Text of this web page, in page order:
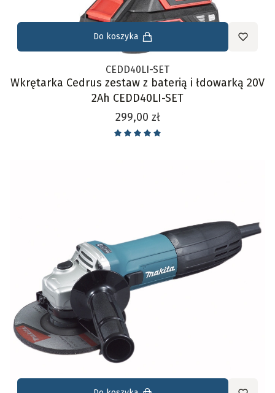
Do koszyka
CEDD40LI-SET
Wkrętarka Cedrus zestaw z baterią i łdowarką 20V
2Ah CEDD40LI-SET
Cena
299,00 zł